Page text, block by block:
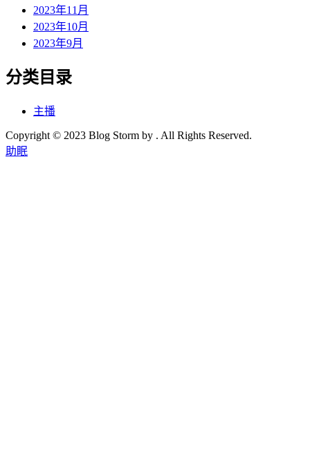
2023年11月
2023年10月
2023年9月
分类目录
主播
Copyright © 2023 Blog Storm by . All Rights Reserved.
助眠